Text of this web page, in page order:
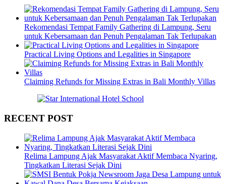
Rekomendasi Tempat Family Gathering di Lampung, Seru
untuk Kebersamaan dan Penuh Pengalaman Tak Terlupakan
Practical Living Options and Legalities in Singapore
Claiming Refunds for Missing Extras in Bali Monthly Villas
RECENT POST
Relima Lampung Ajak Masyarakat Aktif Membaca Nyaring,
Tingkatkan Literasi Sejak Dini